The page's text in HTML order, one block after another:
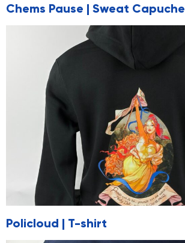
Chems Pause | Sweat Capuche
Policloud | T-shirt